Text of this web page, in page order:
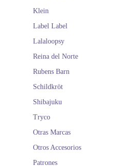
Klein
Label Label
Lalaloopsy
Reina del Norte
Rubens Barn
Schildkröt
Shibajuku
Tryco
Otras Marcas
Otros Accesorios
Patrones